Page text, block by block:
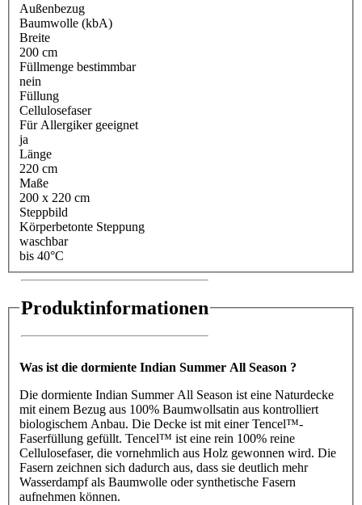
Außenbezug
Baumwolle (kbA)
Breite
200 cm
Füllmenge bestimmbar
nein
Füllung
Cellulosefaser
Für Allergiker geeignet
ja
Länge
220 cm
Maße
200 x 220 cm
Steppbild
Körperbetonte Steppung
waschbar
bis 40°C
Produktinformationen
Was ist die dormiente Indian Summer All Season ?
Die dormiente Indian Summer All Season ist eine Naturdecke
mit einem Bezug aus 100% Baumwollsatin aus kontrolliert
biologischem Anbau. Die Decke ist mit einer Tencel™-
Faserfüllung gefüllt. Tencel™ ist eine rein 100% reine
Cellulosefaser, die vornehmlich aus Holz gewonnen wird. Die
Fasern zeichnen sich dadurch aus, dass sie deutlich mehr
Wasserdampf als Baumwolle oder synthetische Fasern
aufnehmen können.